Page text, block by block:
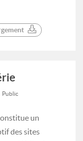
Public
un
des sites